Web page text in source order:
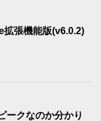
張機能版(v6.0.2)
ークなのか分かり